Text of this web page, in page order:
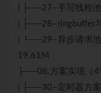
| ├──27–手写线程
| ├──28–ringbuffer
| └──29–异步请求
19.61M
├──08.方案实现（4
| ├──30–定时器方